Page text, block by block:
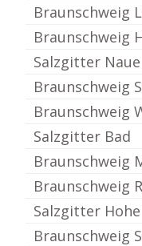
Braunschweig
Braunschweig
Salzgitter
Braunschweig
Braunschweig
Salzgitter Bad
Braunschweig
Braunschweig
Salzgitter
Braunschweig